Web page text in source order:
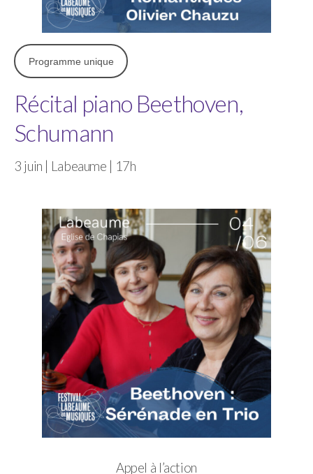
Programme unique
Récital piano Beethoven,
Schumann
3 juin | Labeaume | 17h
Appel à l’action